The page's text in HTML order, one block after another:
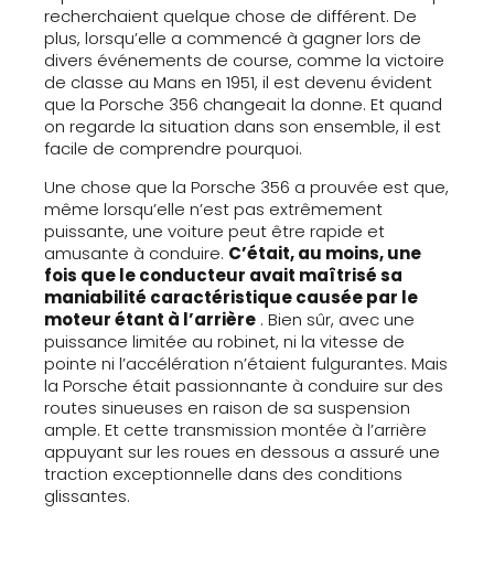
recherchaient quelque chose de différent. De
plus, lorsqu’elle a commencé à gagner lors de
divers événements de course, comme la victoire
de classe au Mans en 1951, il est devenu évident
que la Porsche 356 changeait la donne. Et quand
on regarde la situation dans son ensemble, il est
facile de comprendre pourquoi.
Une chose que la Porsche 356 a prouvée est que,
même lorsqu’elle n’est pas extrêmement
puissante, une voiture peut être rapide et
amusante à conduire. C’était, au moins, une
fois que le conducteur avait maîtrisé sa
maniabilité caractéristique causée par le
moteur étant à l’arrière . Bien sûr, avec une
puissance limitée au robinet, ni la vitesse de
pointe ni l’accélération n’étaient fulgurantes. Mais
la Porsche était passionnante à conduire sur des
routes sinueuses en raison de sa suspension
ample. Et cette transmission montée à l’arrière
appuyant sur les roues en dessous a assuré une
traction exceptionnelle dans des conditions
glissantes.